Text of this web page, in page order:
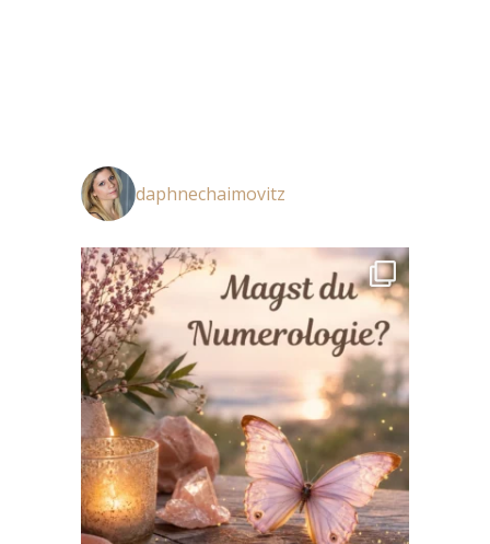
daphnechaimovitz